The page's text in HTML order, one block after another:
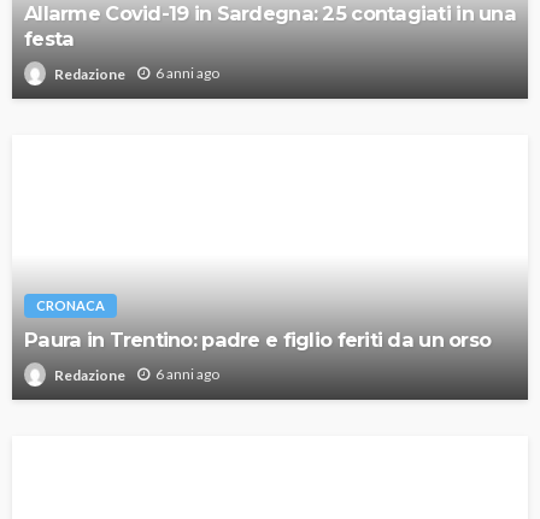
Allarme Covid-19 in Sardegna: 25 contagiati in una
festa
Redazione 6 anni ago
CRONACA
Paura in Trentino: padre e figlio feriti da un orso
Redazione 6 anni ago